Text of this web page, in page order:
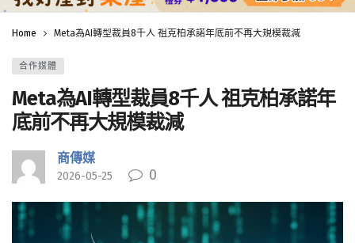
Home Meta為AI轉型裁員8千人 祖克柏承諾年底前不再大規模裁減
合作媒體
Meta為AI轉型裁員8千人 祖克柏承諾年
底前不再大規模裁減
商傳媒
2026-05-25 0